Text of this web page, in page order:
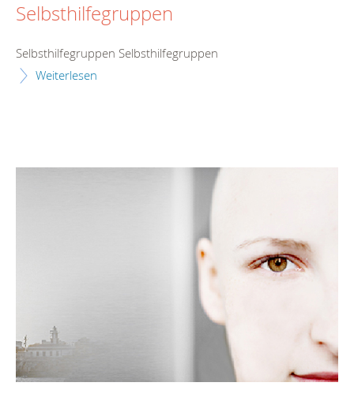
Selbsthilfegruppen
Selbsthilfegruppen Selbsthilfegruppen
Weiterlesen